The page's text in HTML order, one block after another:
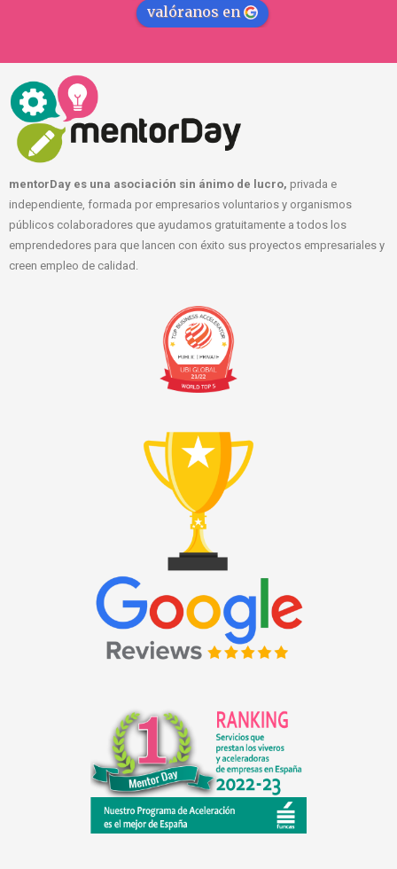
valóranos en
mentorDay es una asociación sin ánimo de lucro, privada e
independiente, formada por empresarios voluntarios y organismos
públicos colaboradores que ayudamos gratuitamente a todos los
emprendedores para que lancen con éxito sus proyectos empresariales y
creen empleo de calidad.